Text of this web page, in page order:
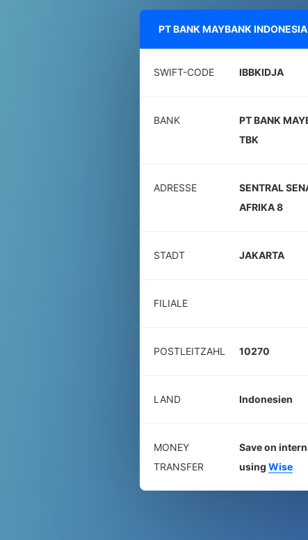
PT BANK MAYBANK
SWIFT-CODE IBBKIDJA
BANK
PT BANK
TBK
ADRESSE
SENTRAL
AFRIKA 8
STADT JAKARTA
FILIALE
POSTLEITZAHL 10270
LAND Indonesien
MONEY
TRANSFER
Save on
using Wise